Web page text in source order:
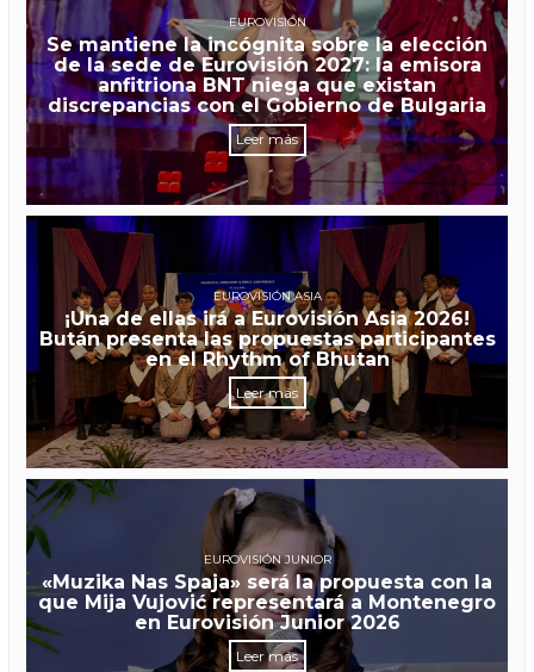
EUROVISIÓN
Se mantiene la incógnita sobre la elección
de la sede de Eurovisión 2027: la emisora
anfitriona BNT niega que existan
discrepancias con el Gobierno de Bulgaria
Leer más
EUROVISIÓN ASIA
¡Una de ellas irá a Eurovisión Asia 2026!
Bután presenta las propuestas participantes
en el Rhythm of Bhutan
Leer más
EUROVISIÓN JUNIOR
«Muzika Nas Spaja» será la propuesta con la
que Mija Vujović representará a Montenegro
en Eurovisión Junior 2026
Leer más